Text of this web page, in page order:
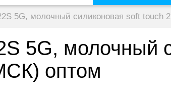
5G, молочный силиконовая soft touch
5G, молочный
оптом